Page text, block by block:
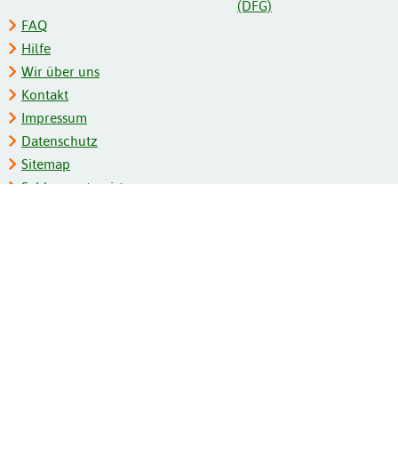
FAQ
Hilfe
Wir über uns
Kontakt
Impressum
Datenschutz
Sitemap
Schlagwortregister